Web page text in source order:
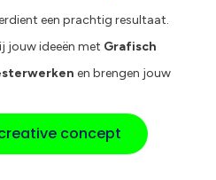
een prachtig resultaat.
jouw ideeën met Grafisch
en brengen jouw
concept